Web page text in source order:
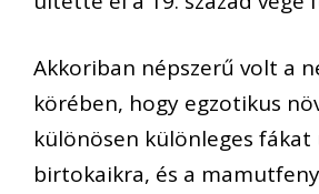
Akkoriban népszerű volt a
körében, hogy egzotikus
különösen különleges fákat
birtokaikra, és a